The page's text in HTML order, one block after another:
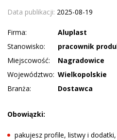
Data publikacji: 2025-08-19
Firma:
Aluplast
Stanowisko:
pracownik
Miejscowość:
Nagradowice
Województwo: Wielkopolskie
Branża:
Dostawca
Obowiązki:
pakujesz profile, listwy i dodatki,